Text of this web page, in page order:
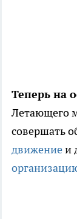
Теперь на
Летающего
совершать
движениеи